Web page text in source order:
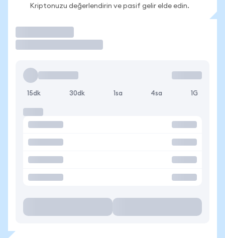
Kriptonuzu değerlendirin ve pasif gelir elde edin.
15dk 30dk 1sa 4sa 1G